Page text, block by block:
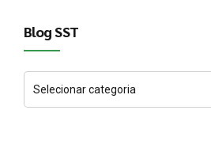
Blog SST